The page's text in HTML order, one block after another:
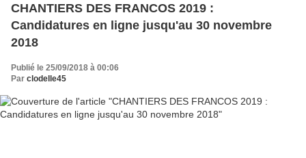
CHANTIERS DES FRANCOS 2019 :
Candidatures en ligne jusqu'au 30 novembre
2018
Publié le 25/09/2018 à 00:06
Par clodelle45